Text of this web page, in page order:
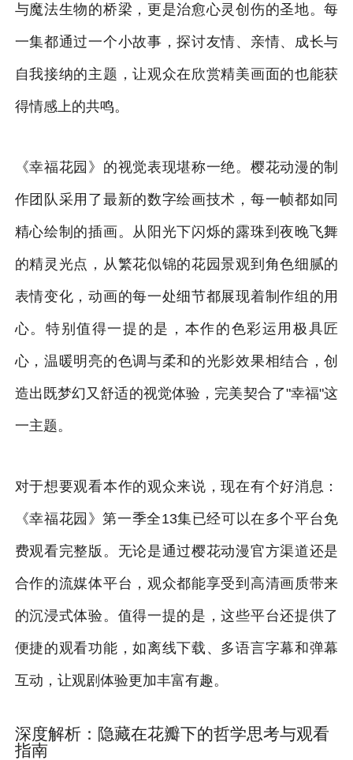
与魔法生物的桥梁，更是治愈心灵创伤的圣地。每
一集都通过一个小故事，探讨友情、亲情、成长与
自我接纳的主题，让观众在欣赏精美画面的也能获
得情感上的共鸣。
《幸福花园》的视觉表现堪称一绝。樱花动漫的制
作团队采用了最新的数字绘画技术，每一帧都如同
精心绘制的插画。从阳光下闪烁的露珠到夜晚飞舞
的精灵光点，从繁花似锦的花园景观到角色细腻的
表情变化，动画的每一处细节都展现着制作组的用
心。特别值得一提的是，本作的色彩运用极具匠
心，温暖明亮的色调与柔和的光影效果相结合，创
造出既梦幻又舒适的视觉体验，完美契合了"幸福"这
一主题。
对于想要观看本作的观众来说，现在有个好消息：
《幸福花园》第一季全13集已经可以在多个平台免
费观看完整版。无论是通过樱花动漫官方渠道还是
合作的流媒体平台，观众都能享受到高清画质带来
的沉浸式体验。值得一提的是，这些平台还提供了
便捷的观看功能，如离线下载、多语言字幕和弹幕
互动，让观剧体验更加丰富有趣。
深度解析：隐藏在花瓣下的哲学思考与观看
指南